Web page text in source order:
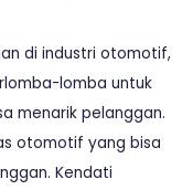
di industri otomotif,
lomba untuk
menarik pelanggan.
otomotif yang bisa
Kendati